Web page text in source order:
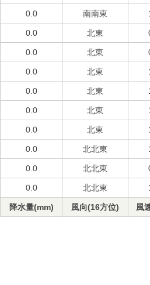
0.0 南南東
0.0 北東
0.0 北東
0.0 北東
0.0 北東
0.0 北東
0.0 北東
0.0 北北東
0.0 北北東
0.0 北北東
降水量(mm) 風向(16方位) 風